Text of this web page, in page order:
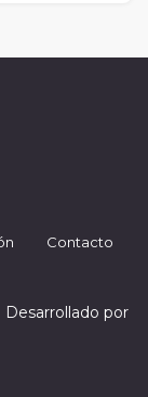
Contacto
Desarrollado por